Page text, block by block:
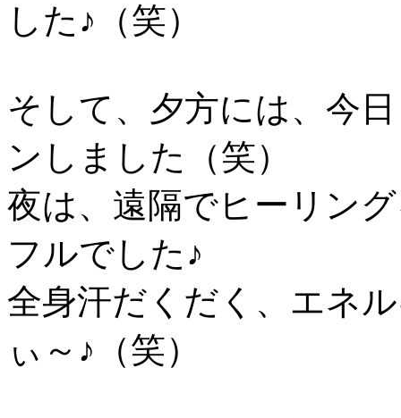
した♪（笑）
そして、夕方には、今
ンしました（笑）
夜は、遠隔でヒーリン
フルでした♪
全身汗だくだく、エネ
ぃ～♪（笑）